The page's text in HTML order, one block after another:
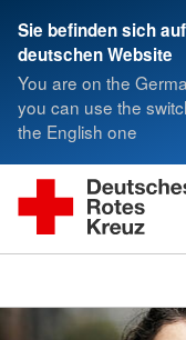
Sie befinden sich
deutschen Website
You are on the
you can use the
the English one